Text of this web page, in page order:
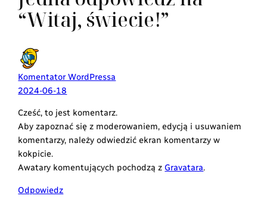
“Witaj, świecie!”
Komentator WordPressa
2024-06-18
Cześć, to jest komentarz.
Aby zapoznać się z moderowaniem, edycją i usuwaniem
komentarzy, należy odwiedzić ekran komentarzy w
kokpicie.
Awatary komentujących pochodzą z Gravatara.
Odpowiedz